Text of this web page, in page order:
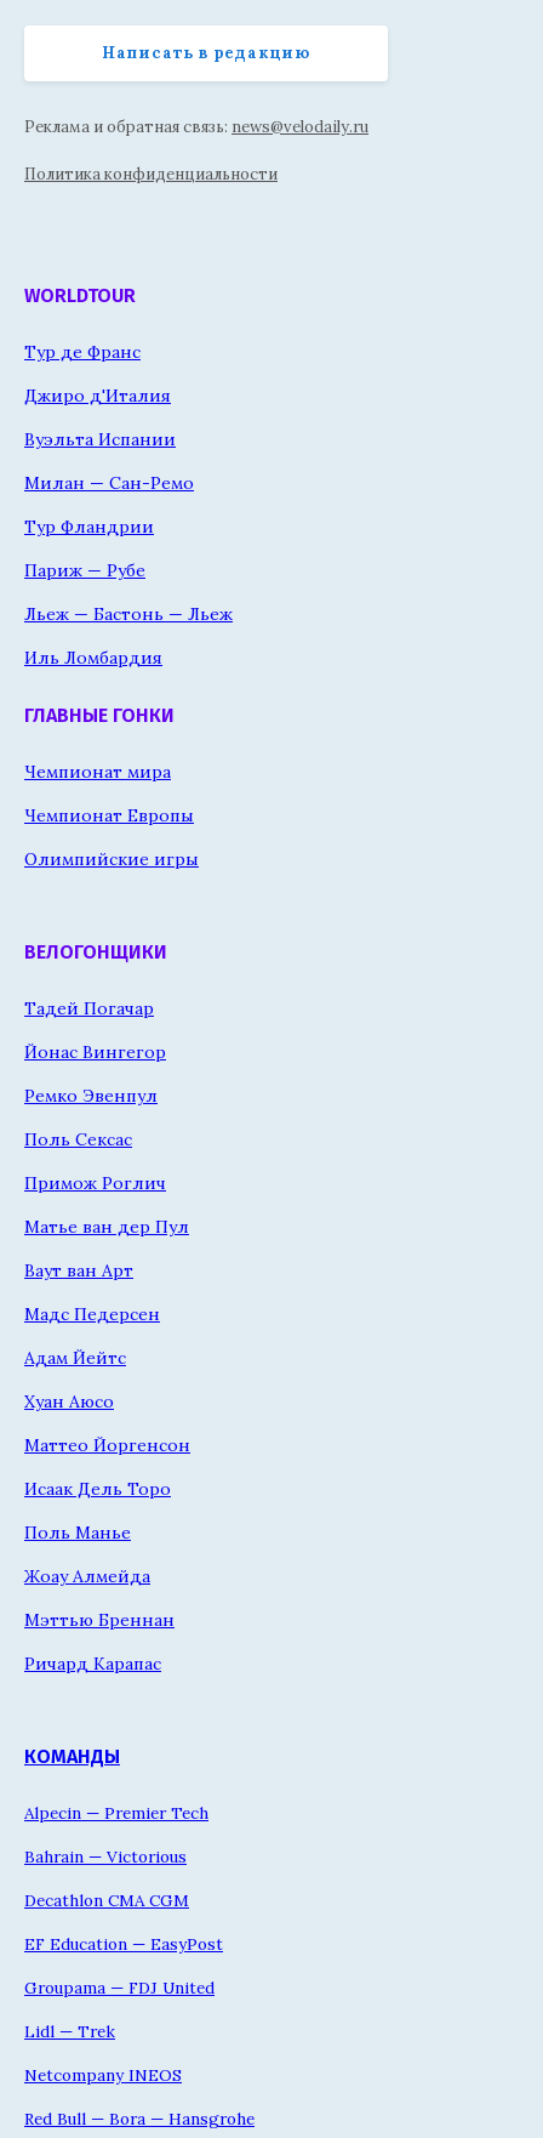
Написать в редакцию
Реклама и обратная связь: news@velodaily.ru
Политика конфиденциальности
WORLDTOUR
Тур де Франс
Джиро д'Италия
Вуэльта Испании
Милан — Сан-Ремо
Тур Фландрии
Париж — Рубе
Льеж — Бастонь — Льеж
Иль Ломбардия
ГЛАВНЫЕ ГОНКИ
Чемпионат мира
Чемпионат Европы
Олимпийские игры
ВЕЛОГОНЩИКИ
Тадей Погачар
Йонас Вингегор
Ремко Эвенпул
Поль Сексас
Примож Роглич
Матье ван дер Пул
Ваут ван Арт
Мадс Педерсен
Адам Йейтс
Хуан Аюсо
Маттео Йоргенсон
Исаак Дель Торо
Поль Манье
Жоау Алмейда
Мэттью Бреннан
Ричард Карапас
КОМАНДЫ
Alpecin — Premier Tech
Bahrain — Victorious
Decathlon CMA CGM
EF Education — EasyPost
Groupama — FDJ United
Lidl — Trek
Netcompany INEOS
Red Bull — Bora — Hansgrohe